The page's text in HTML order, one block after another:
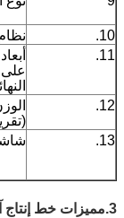
10.
11.
على
12.
13.
3.مميزات خط إنتاج